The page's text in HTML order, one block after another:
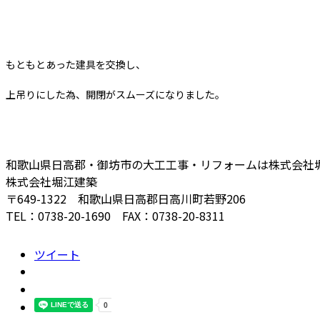
もともとあった建具を交換し、
上吊りにした為、開閉がスムーズになりました。
和歌山県日高郡・御坊市の大工工事・リフォームは株式会社
株式会社堀江建築
〒649-1322 和歌山県日高郡日高川町若野206
TEL：0738-20-1690 FAX：0738-20-8311
ツイート